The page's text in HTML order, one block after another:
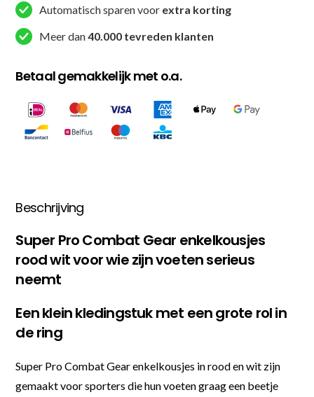
Rood
Wit
Automatisch sparen voor extra korting
Meer dan40.000 tevreden klanten
Betaal gemakkelijk met o.a.
Beschrijving
Super Pro Combat Gear enkelkousjes
rood wit voor wie zijn voeten serieus
neemt
Een klein kledingstuk met een grote rol in
de ring
Super Pro Combat Gear enkelkousjes in rood en wit zijn
gemaakt voor sporters die hun voeten graag een beetje